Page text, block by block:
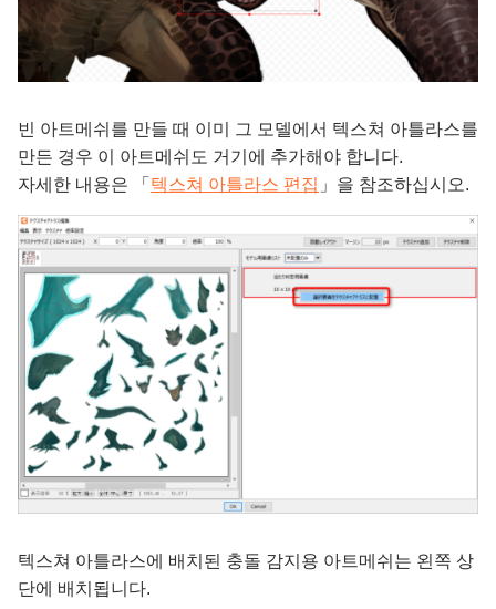
빈 아트메쉬를 만들 때 이미 그 모델에서 텍스쳐 아틀라스를
만든 경우 이 아트메쉬도 거기에 추가해야 합니다.
자세한 내용은 「 텍스쳐 아틀라스 편집 」을 참조하십시오.
텍스쳐 아틀라스에 배치된 충돌 감지용 아트메쉬는 왼쪽 상
단에 배치됩니다.